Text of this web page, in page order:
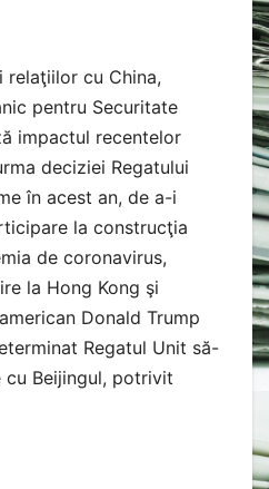
relaţiilor cu China,
pentru Securitate
impactul recentelor
deciziei Regatului
în acest an, de a-i
la construcţia
de coronavirus,
la Hong Kong şi
Donald Trump
Regatul Unit să-
cu Beijingul, potrivit